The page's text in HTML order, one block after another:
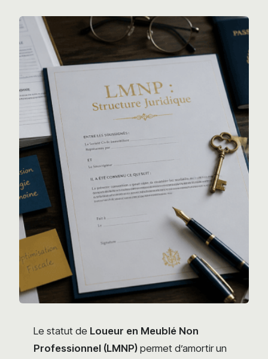
Le statut de Loueur en Meublé Non
Professionnel (LMNP) permet d’amortir un